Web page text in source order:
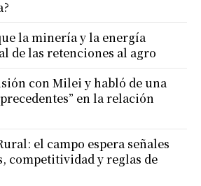
la minería y la energía
de las retenciones al agro
con Milei y habló de una
en la relación
el campo espera señales
competitividad y reglas de